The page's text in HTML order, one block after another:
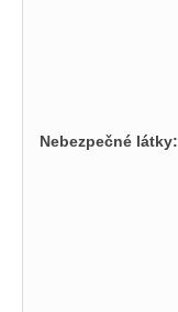
Nebezpečné látky: